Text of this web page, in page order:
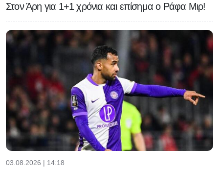
Στον Άρη για 1+1 χρόνια και επίσημα ο Ράφα Μιρ!
03.08.2026 | 14:18